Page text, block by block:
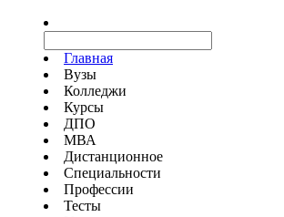
Главная
Вузы
Колледжи
Курсы
ДПО
МВА
Дистанционное
Специальности
Профессии
Тесты